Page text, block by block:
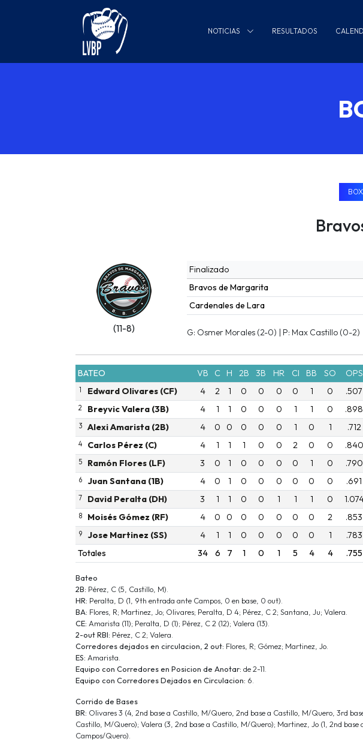
NOTICIAS RESULTADOS
(11-8)
Finalizado
Bravos de Margarita
Cardenales de Lara
G: Osmer Morales (2-0) | P: Max Castillo (0-2)
BATEO VB C H 2B 3B HR CI BB SO OPS
1 Edward Olivares (CF) 4 2 1 0 0 0 0 1 0 .507
2 Breyvic Valera (3B) 4 1 1 0 0 0 1 1 0 .898
3 Alexi Amarista (2B) 4 0 0 0 0 0 1 0 1 .712
4 Carlos Pérez (C) 4 1 1 1 0 0 2 0 0 .840
5 Ramón Flores (LF) 3 0 1 0 0 0 0 1 0 .790
6 Juan Santana (1B) 4 0 1 0 0 0 0 0 0 .691
7 David Peralta (DH) 3 1 1 0 0 1 1 1 0
8 Moisés Gómez (RF) 4 0 0 0 0 0 0 0 2 .853
9 Jose Martinez (SS) 4 1 1 0 0 0 0 0 1 .783
Totales
34 6 7 1 0 1 5 4 4 .755
Bateo
2B: Pérez, C (5, Castillo, M).
HR: Peralta, D (1, 9th entrada ante Campos, 0 en base, 0 out).
BA: Flores, R; Martinez, Jo; Olivares; Peralta, D 4; Pérez, C 2; Santana, Ju; Valera.
CE: Amarista (11); Peralta, D (1); Pérez, C 2 (12); Valera (13).
2-out RBI: Pérez, C 2; Valera.
Corredores dejados en circulacion, 2 out: Flores, R; Gómez; Martinez, Jo.
ES: Amarista.
Equipo con Corredores en Posicion de Anotar: de 2-11.
Equipo con Corredores Dejados en Circulacion: 6.
Corrido de Bases
BR: Olivares 3 (4, 2nd base a Castillo, M/Quero, 2nd base a Castillo, M/Quero, 3rd
Castillo, M/Quero); Valera (3, 2nd base a Castillo, M/Quero); Martinez, Jo (1, 2nd base
Campos/Quero).